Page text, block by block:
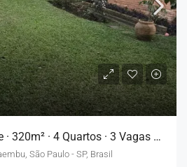
Casa em bairro nobre · 320m² · 4 Quartos · 3 Vagas – Pacaembu
São Paulo - SP, Brasil